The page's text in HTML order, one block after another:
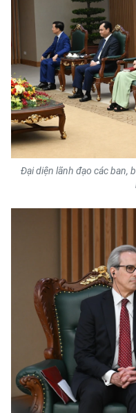
Đông Nam Bộ
Đồng bằng sông
Chuyên trang Hà Nội
Chuyên trang TP. Hồ
CHUYÊN ĐỀ
CÁC CHUYÊN TRANG
VỀ BÁO NHÂN DÂN
NHÂN DÂN CUỐI TUẦN
NHÂN DÂN HẰNG
MUA BÁO
ĐỌC BÁO IN
Đại diện lãnh đạo các ban,